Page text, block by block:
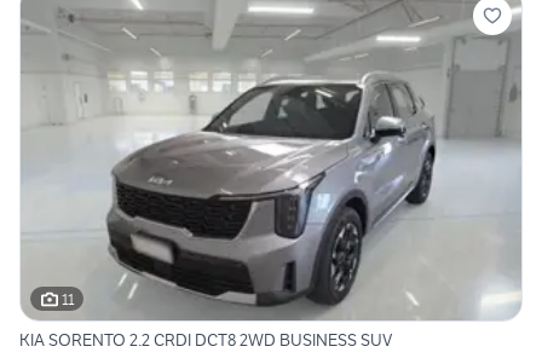
11
KIA SORENTO 2.2 CRDI DCT8 2WD BUSINESS SUV